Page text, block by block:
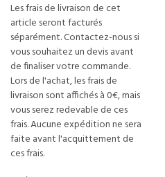
Les frais de livraison de cet
article seront facturés
séparément. Contactez-nous si
vous souhaitez un devis avant
de finaliser votre commande.
Lors de l'achat, les frais de
livraison sont affichés à 0€, mais
vous serez redevable de ces
frais. Aucune expédition ne sera
faite avant l'acquittement de
ces frais.